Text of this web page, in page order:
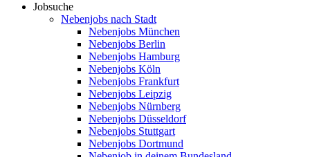
Jobsuche
Nebenjobs nach Stadt
Nebenjobs München
Nebenjobs Berlin
Nebenjobs Hamburg
Nebenjobs Köln
Nebenjobs Frankfurt
Nebenjobs Leipzig
Nebenjobs Nürnberg
Nebenjobs Düsseldorf
Nebenjobs Stuttgart
Nebenjobs Dortmund